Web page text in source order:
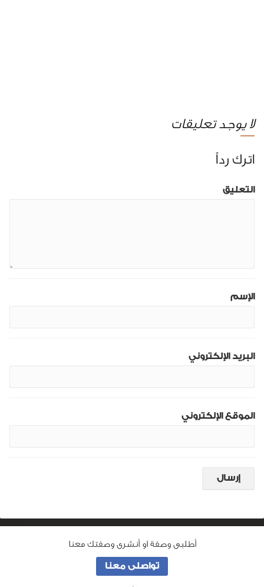
أطلبى وصفة او أنشرى وصفتك معنا
تواصلى معنا
لا يوجد تعليقات
اترك رداً
التعليق
الإسم
البريد الإلكتروني
الموقع الإلكتروني
من نحن
جميع الحقوق محفوظة لـوصفة ماما